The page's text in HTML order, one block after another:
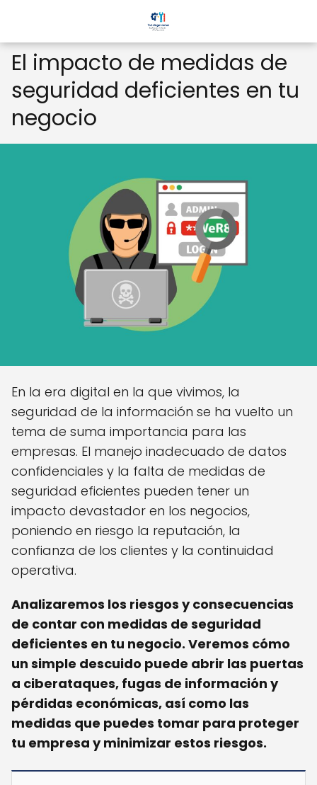
El impacto de medidas de
seguridad deficientes en tu
negocio
En la era digital en la que vivimos, la
seguridad de la información se ha vuelto un
tema de suma importancia para las
empresas. El manejo inadecuado de datos
confidenciales y la falta de medidas de
seguridad eficientes pueden tener un
impacto devastador en los negocios,
poniendo en riesgo la reputación, la
confianza de los clientes y la continuidad
operativa.
Analizaremos los riesgos y consecuencias
de contar con medidas de seguridad
deficientes en tu negocio. Veremos cómo
un simple descuido puede abrir las puertas
a ciberataques, fugas de información y
pérdidas económicas, así como las
medidas que puedes tomar para proteger
tu empresa y minimizar estos riesgos.